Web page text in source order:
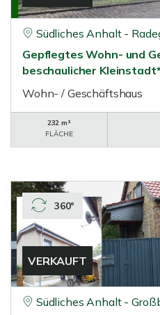
Südliches Anhalt -
Gepflegtes Wohn- und
beschaulicher
Wohn- / Geschäftshaus
232 m²
FLÄCHE
VERKAUFT
360°
Südliches Anhalt -